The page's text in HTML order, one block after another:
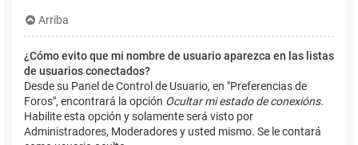
Arriba
¿Cómo evito que mi nombre de usuario aparezca en las listas
de usuarios conectados?
Desde su Panel de Control de Usuario, en "Preferencias de
Foros", encontrará la opción Ocultar mi estado de conexións.
Habilite esta opción y solamente será visto por
Administradores, Moderadores y usted mismo. Se le contará